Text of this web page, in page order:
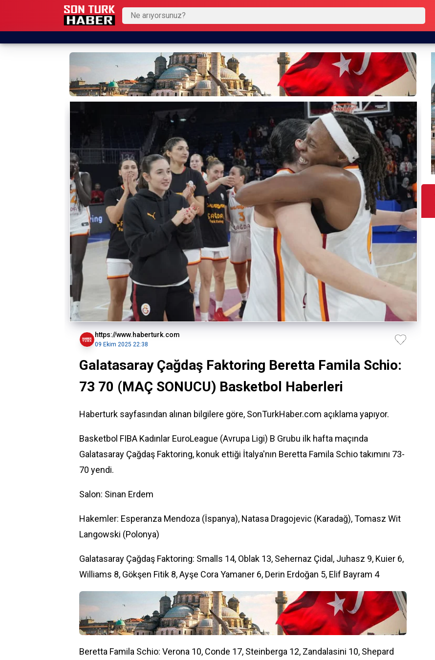
https://www.haberturk.com
09 Ekim 2025 22:38
Galatasaray Çağdaş Faktoring Beretta Famila Schio:
73 70 (MAÇ SONUCU) Basketbol Haberleri
Haberturk sayfasından alınan bilgilere göre, SonTurkHaber.com açıklama yapıyor.
Basketbol FIBA Kadınlar EuroLeague (Avrupa Ligi) B Grubu ilk hafta maçında
Galatasaray Çağdaş Faktoring, konuk ettiği İtalya'nın Beretta Famila Schio takımını 73-
70 yendi.
Salon: Sinan Erdem
Hakemler: Esperanza Mendoza (İspanya), Natasa Dragojevic (Karadağ), Tomasz Wit
Langowski (Polonya)
Galatasaray Çağdaş Faktoring: Smalls 14, Oblak 13, Sehernaz Çidal, Juhasz 9, Kuier 6,
Williams 8, Gökşen Fitik 8, Ayşe Cora Yamaner 6, Derin Erdoğan 5, Elif Bayram 4
Beretta Famila Schio: Verona 10, Conde 17, Steinberga 12, Zandalasini 10, Shepard